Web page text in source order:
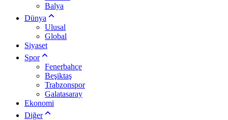
Balya
Dünya
Ulusal
Global
Siyaset
Spor
Fenerbahçe
Beşiktaş
Trabzonspor
Galatasaray
Ekonomi
Diğer